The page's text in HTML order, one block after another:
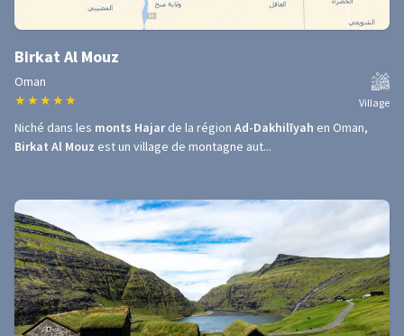
Birkat Al Mouz
Oman
★ ★ ★ ★ ★ Village
Niché dans les monts Hajarde la région Ad-Dakhilīyah en Oman,
Birkat Al Mouz est un village de montagne aut...